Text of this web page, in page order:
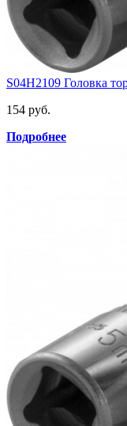
S04H2109 Головка
154 руб.
Подробнее